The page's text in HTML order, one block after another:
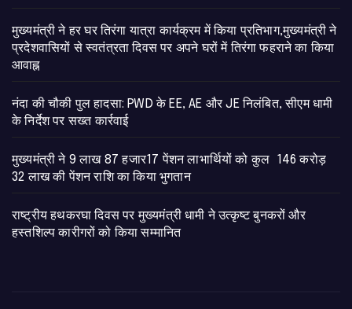
मुख्यमंत्री ने हर घर तिरंगा यात्रा कार्यक्रम में किया प्रतिभाग,मुख्यमंत्री ने
प्रदेशवासियों से स्वतंत्रता दिवस पर अपने घरों में तिरंगा फहराने का किया
आवाह्न
नंदा की चौकी पुल हादसा: PWD के EE, AE और JE निलंबित, सीएम धामी
के निर्देश पर सख्त कार्रवाई
मुख्यमंत्री ने 9 लाख 87 हजार17 पेंशन लाभार्थियों को कुल 146 करोड़
32 लाख की पेंशन राशि का किया भुगतान
राष्ट्रीय हथकरघा दिवस पर मुख्यमंत्री धामी ने उत्कृष्ट बुनकरों और
हस्तशिल्प कारीगरों को किया सम्मानित